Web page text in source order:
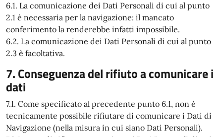
6.1. La comunicazione dei Dati Personali di cui al punto
2.1 è necessaria per la navigazione: il mancato
conferimento la renderebbe infatti impossibile.
6.2. La comunicazione dei Dati Personali di cui al punto
2.3 è facoltativa.
7. Conseguenza del rifiuto a comunicare i
dati
7.1. Come specificato al precedente punto 6.1, non è
tecnicamente possibile rifiutare di comunicare i Dati di
Navigazione (nella misura in cui siano Dati Personali).